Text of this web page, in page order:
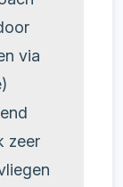
via
zeer